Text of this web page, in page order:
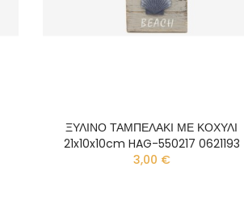
ΞΥΛΙΝΟ ΤΑΜΠΕΛΑΚΙ ΜΕ ΚΟΧΥΛΙ
21x10x10cm HAG-550217 0621193
3,00 €